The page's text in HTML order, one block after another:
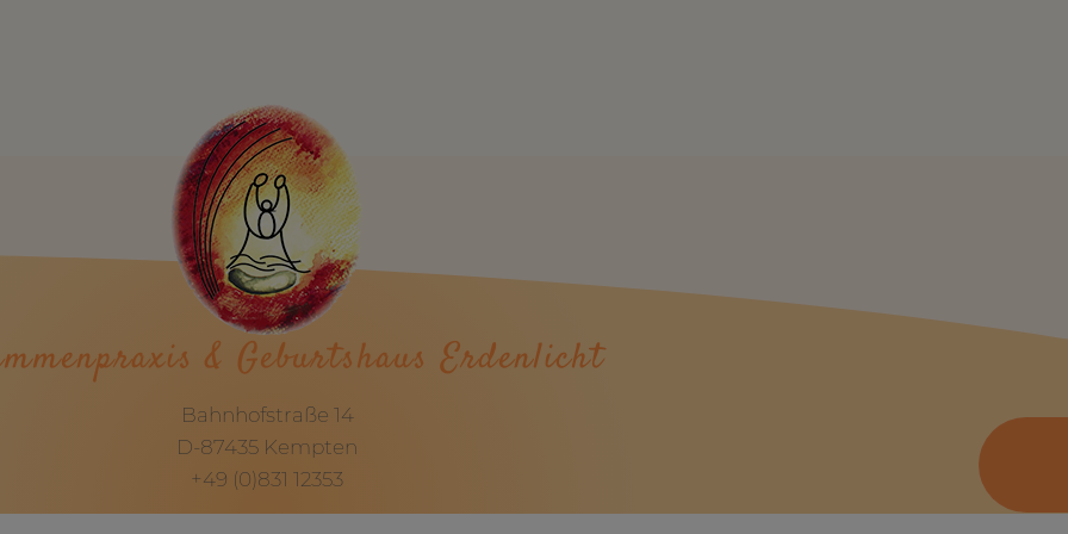
& Geburtshaus Erdenlicht
Bahnhofstraße 14
D-87435 Kempten
+49 (0)831 12353